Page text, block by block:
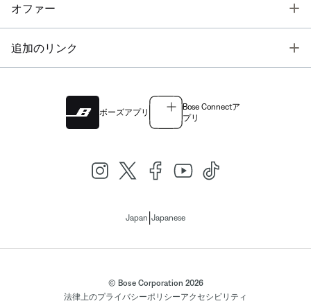
オファー
追加のリンク
ボーズアプリ
Bose Connectア
プリ
Japan Japanese
© Bose Corporation 2026
法律上のプライバシーポリシーアクセシビリティ